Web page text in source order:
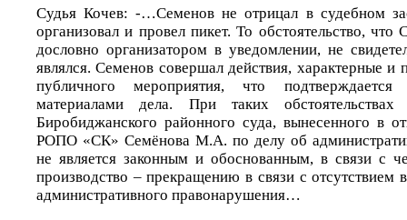
Судья Кочев: -…Семенов не отрицал в судебном
организовал и провел пикет. То обстоятельство, что
дословно организатором в уведомлении, не
являлся. Семенов совершал действия, характерные и
публичного мероприятия, что
материалами дела. При таких обстоятельствах
Биробиджанского районного суда, вынесенного в
РОПО «СК» Семёнова М.А. по делу об
не является законным и обоснованным, в связи с
производство – прекращению в связи с отсутствием
административного правонарушения…